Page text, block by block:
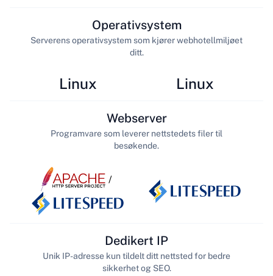
Linux
Operativsystem
Serverens operativsystem som kjører webhotellmiljøet
ditt.
Linux
/
Webserver
Programvare som leverer nettstedets filer til
besøkende.
Dedikert IP
Unik IP-adresse kun tildelt ditt nettsted for bedre
sikkerhet og SEO.